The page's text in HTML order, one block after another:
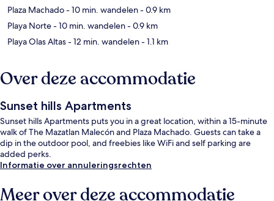
Plaza Machado- 10 min. wandelen- 0.9 km
Playa Norte- 10 min. wandelen- 0.9 km
Playa Olas Altas- 12 min. wandelen- 1.1 km
Over deze accommodatie
Sunset hills Apartments
Sunset hills Apartments puts you in a great location, within a 15-minute
walk of The Mazatlan Malecón and Plaza Machado. Guests can take a
dip in the outdoor pool, and freebies like WiFi and self parking are
added perks.
Informatie over annuleringsrechten
Meer over deze accommodatie